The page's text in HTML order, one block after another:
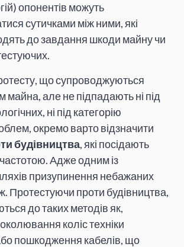
опонентів можуть
сутичками між ними, які
до завдання шкоди майну чи
що супроводжуються
але не підпадають ні під
ні під категорію
окремо варто відзначити
будівництва, які посідають
частотою. Адже одним із
призупинення небажаних
Протестуючи проти будівництва,
до таких методів як,
коліс техніки
пошкодження кабелів, що